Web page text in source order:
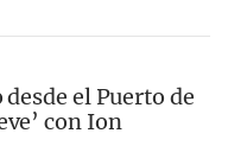
el Puerto de
con Ion